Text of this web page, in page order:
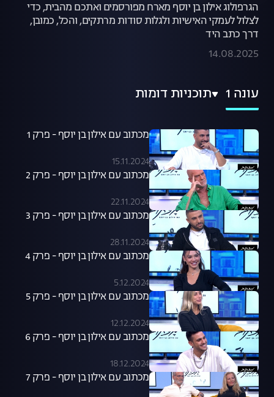
הגרפולוג אילון בן יוסף מארח מפורסמים ואתכם מהבית, כדי
לצלול לעמקי האישיות ולגלות סודות מרתקים, והכל, כמובן,
דרך כתב היד
14.08.2025
עונה 1 תוכניות דומות
מכתוב עם אילון בן יוסף - פרק 1
15.11.2024
מכתוב עם אילון בן יוסף - פרק 2
22.11.2024
מכתוב עם אילון בן יוסף - פרק 3
28.11.2024
מכתוב עם אילון בן יוסף - פרק 4
5.12.2024
מכתוב עם אילון בן יוסף - פרק 5
12.12.2024
מכתוב עם אילון בן יוסף - פרק 6
18.12.2024
מכתוב עם אילון בן יוסף - פרק 7